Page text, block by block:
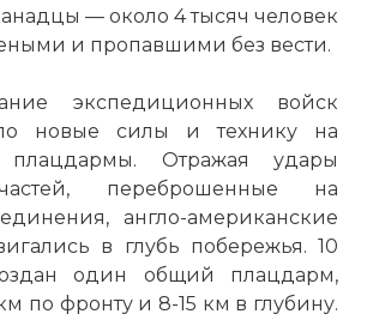
— около 4 тысяч человек
и пропавшими без вести.
экспедиционных войск
новые силы и технику на
плацдармы. Отражая удары
переброшенные на
англо-американские
в глубь побережья. 10
один общий плацдарм,
по фронту и 8-15 км в глубину.